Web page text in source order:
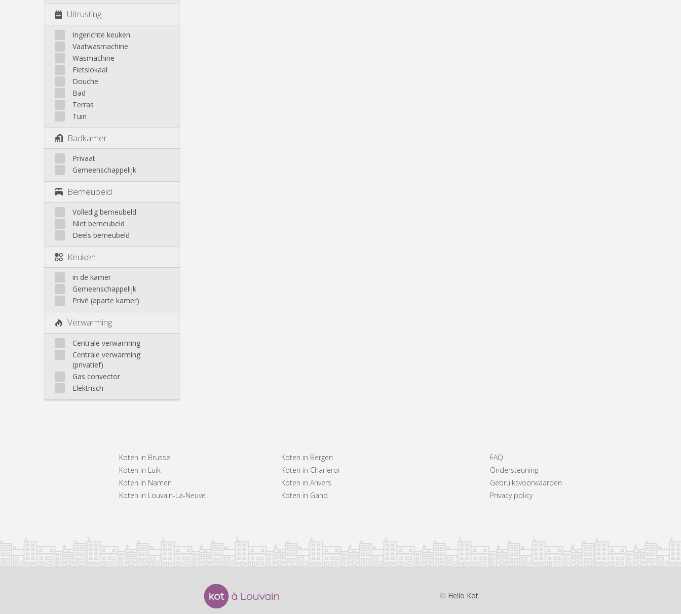
Uitrusting
Ingerichte keuken
Vaatwasmachine
Wasmachine
Fietslokaal
Douche
Bad
Terras
Tuin
Badkamer
Privaat
Gemeenschappelijk
Bemeubeld
Volledig bemeubeld
Niet bemeubeld
Deels bemeubeld
Keuken
in de kamer
Gemeenschappelijk
Privé (aparte kamer)
Verwarming
Centrale verwarming
Centrale verwarming
(privatief)
Gas convector
Elektrisch
Koten in Brussel
Koten in Luik
Koten in Namen
Koten in Louvain-La-Neuve
Koten in Bergen
Koten in Charleroi
Koten in Anvers
Koten in Gand
FAQ
Ondersteuning
Gebruiksvoorwaarden
Privacy policy
© Hello Kot